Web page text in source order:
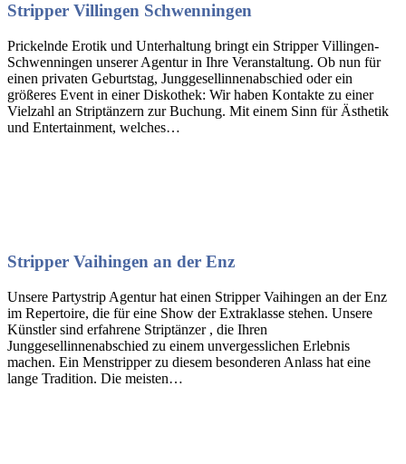
Stripper Villingen Schwenningen
Prickelnde Erotik und Unterhaltung bringt ein Stripper Villingen-
Schwenningen unserer Agentur in Ihre Veranstaltung. Ob nun für
einen privaten Geburtstag, Junggesellinnenabschied oder ein
größeres Event in einer Diskothek: Wir haben Kontakte zu einer
Vielzahl an Striptänzern zur Buchung. Mit einem Sinn für Ästhetik
und Entertainment, welches…
Stripper Vaihingen an der Enz
Unsere Partystrip Agentur hat einen Stripper Vaihingen an der Enz
im Repertoire, die für eine Show der Extraklasse stehen. Unsere
Künstler sind erfahrene Striptänzer , die Ihren
Junggesellinnenabschied zu einem unvergesslichen Erlebnis
machen. Ein Menstripper zu diesem besonderen Anlass hat eine
lange Tradition. Die meisten…